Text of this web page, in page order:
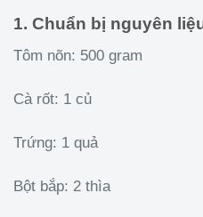
1. Chuẩn bị nguyên
Tôm nõn: 500 gram
Cà rốt: 1 củ
Trứng: 1 quả
Bột bắp: 2 thìa